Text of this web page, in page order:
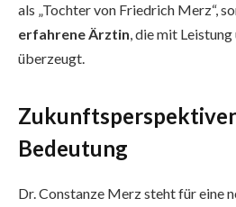
als „Tochter von Friedrich Merz“,
erfahrene Ärztin, die mit
überzeugt.
Bedeutung
Dr. Constanze Merz steht für eine